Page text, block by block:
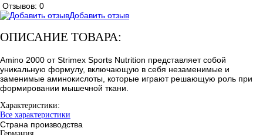
Отзывов: 0
Добавить отзыв
ОПИСАНИЕ ТОВАРА:
Amino 2000 от Strimex Sports Nutrition представляет собой
уникальную формулу, включающую в себя незаменимые и
заменимые аминокислоты, которые играют решающую роль при
формировании мышечной ткани.
Характеристики:
Все характеристики
Страна производства